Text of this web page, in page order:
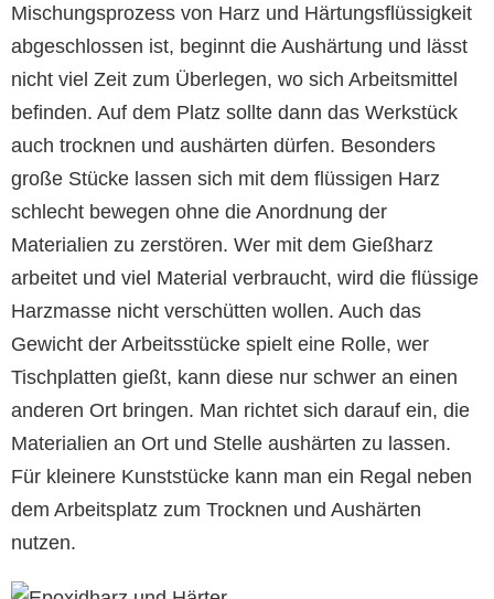
Mischungsprozess von Harz und Härtungsflüssigkeit
abgeschlossen ist, beginnt die Aushärtung und lässt
nicht viel Zeit zum Überlegen, wo sich Arbeitsmittel
befinden. Auf dem Platz sollte dann das Werkstück
auch trocknen und aushärten dürfen. Besonders
große Stücke lassen sich mit dem flüssigen Harz
schlecht bewegen ohne die Anordnung der
Materialien zu zerstören. Wer mit dem Gießharz
arbeitet und viel Material verbraucht, wird die flüssige
Harzmasse nicht verschütten wollen. Auch das
Gewicht der Arbeitsstücke spielt eine Rolle, wer
Tischplatten gießt, kann diese nur schwer an einen
anderen Ort bringen. Man richtet sich darauf ein, die
Materialien an Ort und Stelle aushärten zu lassen.
Für kleinere Kunststücke kann man ein Regal neben
dem Arbeitsplatz zum Trocknen und Aushärten
nutzen.